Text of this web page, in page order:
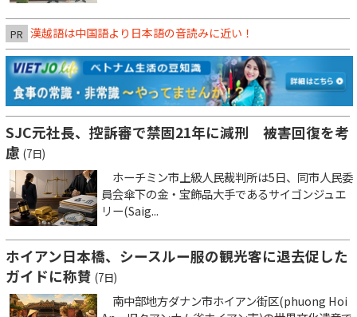
PR 漢越語は中国語より日本語の音読みに近い！
SJC元社長、控訴審で禁固21年に減刑 被害回復を考
慮 (7日)
ホーチミン市上級人民裁判所は5日、同市人民委
員会傘下の金・宝飾品大手であるサイゴンジュエ
リー(Saig...
ホイアン日本橋、シースルー服の観光客に退去促した
ガイドに称賛 (7日)
南中部地方ダナン市ホイアン街区(phuong Hoi